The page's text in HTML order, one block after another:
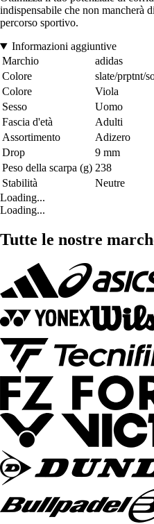
indispensabile che non mancherà
percorso sportivo.
Informazioni aggiuntive
Marchio
adidas
Colore
slate/prptnt/
Colore
Viola
Sesso
Uomo
Fascia d'età
Adulti
Assortimento
Adizero
Drop
9 mm
Peso della scarpa (g) 238
Stabilità
Neutre
Loading...
Loading...
Tutte le nostre